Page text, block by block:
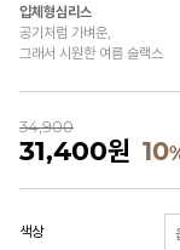
입체형심리스
공기처럼 가벼운,
그래서 시원한 여름 슬랙스
34,900
31,400원 10
색상